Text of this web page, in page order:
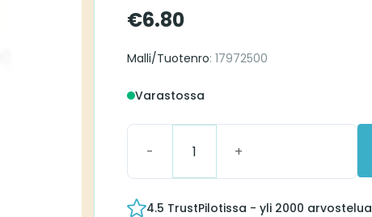
€6.80
Malli/Tuotenro: 17972500
Varastossa
4.5 TrustPilotissa - yli 2000 arvostelua